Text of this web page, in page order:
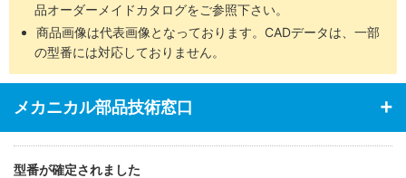
品オーダーメイドカタログをご参照下さい。
商品画像は代表画像となっております。CADデータは、一部
の型番には対応しておりません。
メカニカル部品技術窓口
型番が確定されました